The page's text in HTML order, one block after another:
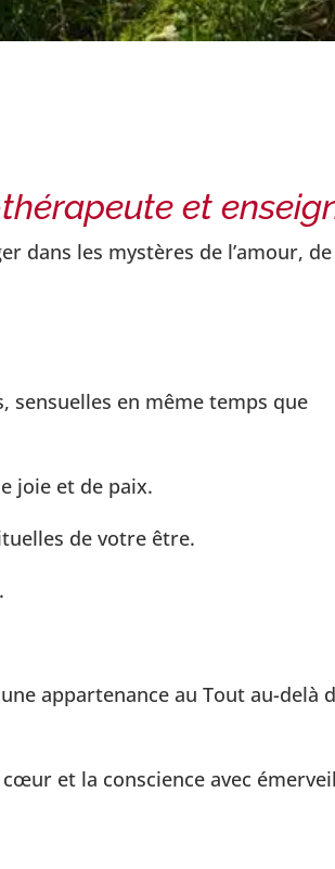
et
dans les mystères de l’amour,
sensuelles en même temps que
joie et de paix.
de votre être.
appartenance au Tout au-delà
et la conscience avec